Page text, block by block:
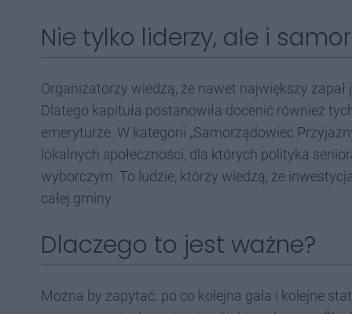
Nie tylko liderzy, ale i
Organizatorzy wiedzą, że nawet największy
Dlatego kapituła postanowiła docenić również
emeryturze. W kategorii „Samorządowiec
lokalnych społeczności, dla których polityka
wyborczym. To ludzie, którzy wiedzą, że
całej gminy.
Dlaczego to jest ważne?
Można by zapytać: po co kolejna gala i kolejne